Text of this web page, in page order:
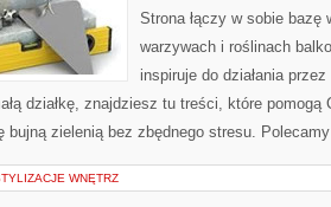
Strona łączy w sobie bazę
warzywach i roślinach
inspiruje do działania
działkę, znajdziesz tu treści, które pomogą
bujną zielenią bez zbędnego stresu.
WNĘTRZ